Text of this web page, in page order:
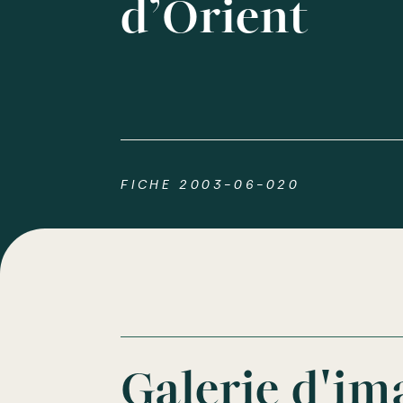
d’Orient
FICHE 2003-06-020
Galerie